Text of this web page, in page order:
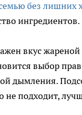
без лишних
ингредиентов.
вкус
выбор
дымления.
не подходит,